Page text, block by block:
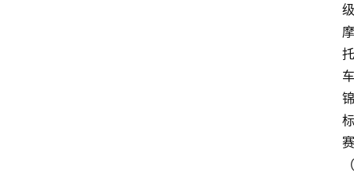
级
摩
托
车
锦
标
赛
（